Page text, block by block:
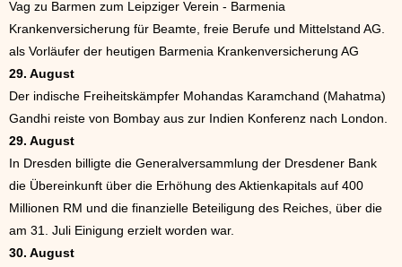
Vag zu Barmen zum Leipziger Verein - Barmenia
Krankenversicherung für Beamte, freie Berufe und Mittelstand AG.
als Vorläufer der heutigen Barmenia Krankenversicherung AG
29. August
Der indische Freiheitskämpfer Mohandas Karamchand (Mahatma)
Gandhi reiste von Bombay aus zur Indien Konferenz nach London.
29. August
In Dresden billigte die Generalversammlung der Dresdener Bank
die Übereinkunft über die Erhöhung des Aktienkapitals auf 400
Millionen RM und die finanzielle Beteiligung des Reiches, über die
am 31. Juli Einigung erzielt worden war.
30. August